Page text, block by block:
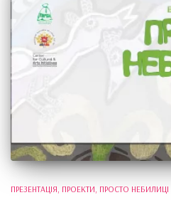
ПРЕЗЕНТАЦІЯ ПРОЕКТИ ПРОСТО НЕБИЛИЦІ